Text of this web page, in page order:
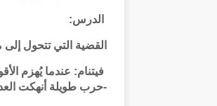
الدرس:
القضية التي تتحول
فيتنام: عندما يُهزم
-حرب طويلة أنهكت